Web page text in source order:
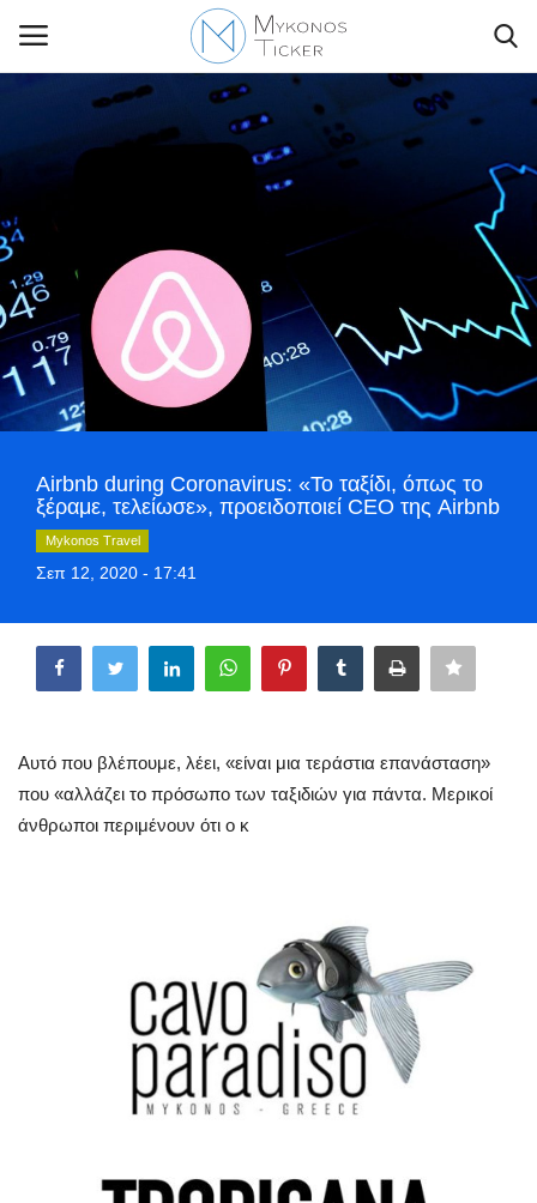
Business
Travel
World
Greece
Style Adorés
Entertainment
Arts & Culture
Mykonos Ticker TV
Science & Tech
Airbnb during Coronavirus: «Το ταξίδι, όπως το
ξέραμε, τελείωσε», προειδοποιεί CEO της Airbnb
Mykonos Travel
Σεπ 12, 2020 - 17:41
Αυτό που βλέπουμε, λέει, «είναι μια τεράστια επανάσταση»
που «αλλάζει το πρόσωπο των ταξιδιών για πάντα. Μερικοί
άνθρωποι περιμένουν ότι ο κ